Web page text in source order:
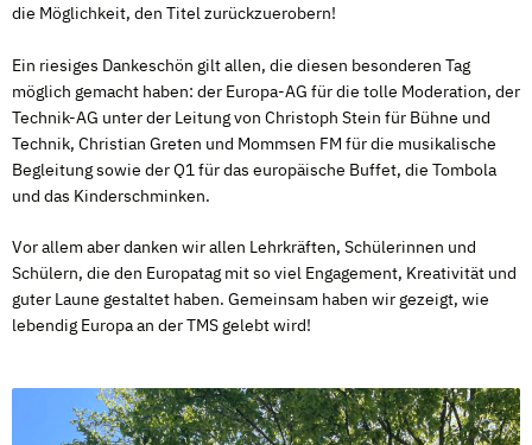
die Möglichkeit, den Titel zurückzuerobern!
Ein riesiges Dankeschön gilt allen, die diesen besonderen Tag
möglich gemacht haben: der Europa-AG für die tolle Moderation, der
Technik-AG unter der Leitung von Christoph Stein für Bühne und
Technik, Christian Greten und Mommsen FM für die musikalische
Begleitung sowie der Q1 für das europäische Buffet, die Tombola
und das Kinderschminken.
Vor allem aber danken wir allen Lehrkräften, Schülerinnen und
Schülern, die den Europatag mit so viel Engagement, Kreativität und
guter Laune gestaltet haben. Gemeinsam haben wir gezeigt, wie
lebendig Europa an der TMS gelebt wird!